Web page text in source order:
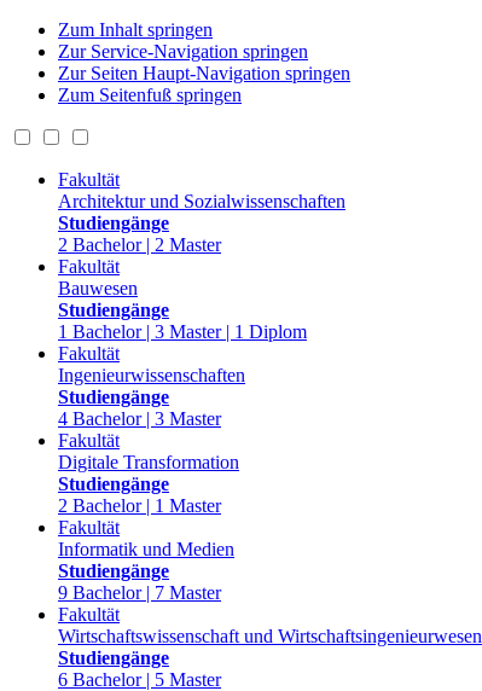
Zum Inhalt springen
Zur Service-Navigation springen
Zur Seiten Haupt-Navigation springen
Zum Seitenfuß springen
Fakultät
Architektur und Sozialwissenschaften
Studiengänge
2 Bachelor | 2 Master
Fakultät
Bauwesen
Studiengänge
1 Bachelor | 3 Master | 1 Diplom
Fakultät
Ingenieurwissenschaften
Studiengänge
4 Bachelor | 3 Master
Fakultät
Digitale Transformation
Studiengänge
2 Bachelor | 1 Master
Fakultät
Informatik und Medien
Studiengänge
9 Bachelor | 7 Master
Fakultät
Wirtschaftswissenschaft und Wirtschaftsingenieurwesen
Studiengänge
6 Bachelor | 5 Master